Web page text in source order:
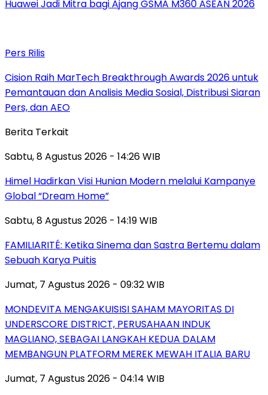
Huawei Jadi Mitra bagi Ajang GSMA M360 ASEAN 2026
Pers Rilis
Cision Raih MarTech Breakthrough Awards 2026 untuk
Pemantauan dan Analisis Media Sosial, Distribusi Siaran
Pers, dan AEO
Berita Terkait
Sabtu, 8 Agustus 2026 - 14:26 WIB
Himel Hadirkan Visi Hunian Modern melalui Kampanye
Global “Dream Home”
Sabtu, 8 Agustus 2026 - 14:19 WIB
FAMILIARITÉ: Ketika Sinema dan Sastra Bertemu dalam
Sebuah Karya Puitis
Jumat, 7 Agustus 2026 - 09:32 WIB
MONDEVITA MENGAKUISISI SAHAM MAYORITAS DI
UNDERSCORE DISTRICT, PERUSAHAAN INDUK
MAGLIANO, SEBAGAI LANGKAH KEDUA DALAM
MEMBANGUN PLATFORM MEREK MEWAH ITALIA BARU
Jumat, 7 Agustus 2026 - 04:14 WIB